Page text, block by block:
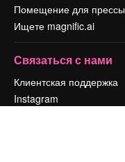
Помещение для прессы
Ищете magnific.ai
Связаться с нами
Клиентская поддержка
Instagram